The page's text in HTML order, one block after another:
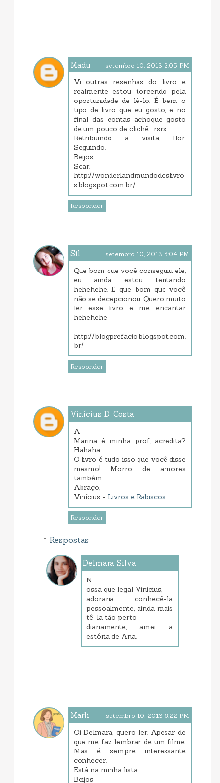
Madu setembro 10, 2013 2:05 PM
Vi outras resenhas do livro e
realmente estou torcendo pela
oportunidade de lê-lo. É bem o
tipo de livro que eu gosto, e no
final das contas achoque gosto
de um pouco de clichê... rsrs
Retribuindo a visita, flor.
Seguindo.
Beijos,
Scar.
http://wonderlandmundodoslivro
s.blogspot.com.br/
Responder
Sil setembro 10, 2013 5:04 PM
Que bom que você conseguiu ele,
eu ainda estou tentando
hehehehe. E que bom que você
não se decepcionou. Quero muito
ler esse livro e me encantar
hehehehe
http://blogprefacio.blogspot.com.
br/
Responder
Vinícius D. Costa
A
Marina é minha prof, acredita?
Hahaha
O livro é tudo isso que você disse
mesmo! Morro de amores
também...
Abraço,
Vinícius - Livros e Rabiscos
Responder
Respostas
Delmara Silva
N
ossa que legal Vinicius,
adoraria conhecê-la
pessoalmente, ainda mais
tê-la tão perto
diariamente, amei a
estória de Ana.
Marli setembro 10, 2013 6:22 PM
Oi Delmara, quero ler. Apesar de
que me faz lembrar de um filme.
Mas é sempre interessante
conhecer.
Está na minha lista.
Beijos